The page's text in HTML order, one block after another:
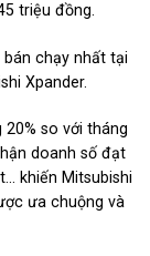
triệu đồng.
chạy nhất tại
Xpander.
so với tháng
doanh số đạt
khiến Mitsubishi
ưa chuộng và